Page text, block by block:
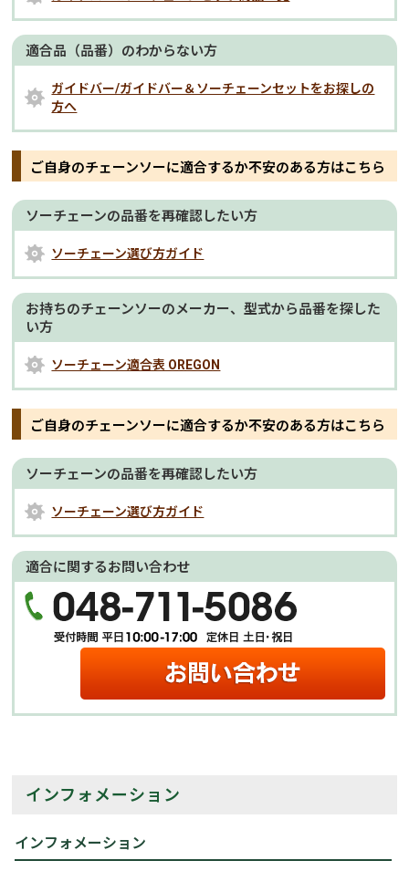
適合品（品番）のわからない方
ガイドバー/ガイドバー＆ソーチェーンセットをお探しの
方へ
ご自身のチェーンソーに適合するか不安のある方はこちら
ソーチェーンの品番を再確認したい方
ソーチェーン選び方ガイド
お持ちのチェーンソーのメーカー、型式から品番を探した
い方
ソーチェーン適合表 OREGON
ご自身のチェーンソーに適合するか不安のある方はこちら
ソーチェーンの品番を再確認したい方
ソーチェーン選び方ガイド
適合に関するお問い合わせ
インフォメーション
インフォメーション